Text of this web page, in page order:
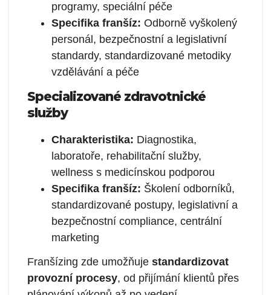
programy, speciální péče
Specifika franšíz: Odborně vyškolený
personál, bezpečnostní a legislativní
standardy, standardizované metodiky
vzdělávání a péče
Specializované zdravotnické
služby
Charakteristika: Diagnostika,
laboratoře, rehabilitační služby,
wellness s medicínskou podporou
Specifika franšíz: Školení odborníků,
standardizované postupy, legislativní a
bezpečnostní compliance, centrální
marketing
Franšízing zde umožňuje standardizovat
provozní procesy, od přijímání klientů přes